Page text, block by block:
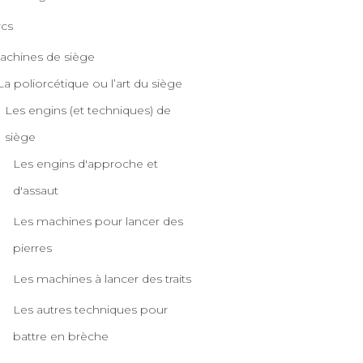
de siège
poliorcétique ou l’art du siège
Les engins (et techniques) de
siège
Les engins d'approche et
d'assaut
Les machines pour lancer des
pierres
Les machines à lancer des traits
Les autres techniques pour
battre en brèche